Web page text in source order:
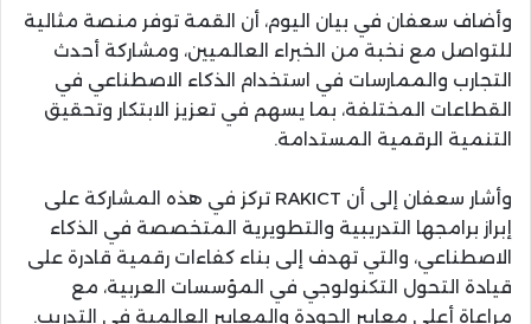
وأضاف سعفان في بيان اليوم، أن القمة توفر منصة مثالية
للتواصل مع نخبة من الخبراء العالميين، ومشاركة أحدث
التجارب والممارسات في استخدام الذكاء الاصطناعي في
القطاعات المختلفة، بما يسهم في تعزيز الابتكار وتحقيق
التنمية الرقمية المستدامة.
وأشار سعفان إلى أن RAKICT تركز في هذه المشاركة على
إبراز برامجها التدريبية والتطويرية المتخصصة في الذكاء
الاصطناعي، والتي تهدف إلى بناء كفاءات رقمية قادرة على
قيادة التحول التكنولوجي في المؤسسات العربية، مع
مراعاة أعلى معايير الجودة والمعايير العالمية في التدريب.